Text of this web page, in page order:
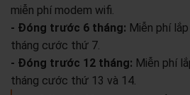
miễn phí modem wifi.
- Đóng trước 6 tháng: Miễn phí
tháng cước thứ 7.
- Đóng trước 12 tháng: Miễn phí
tháng cước thứ 13 và 14.